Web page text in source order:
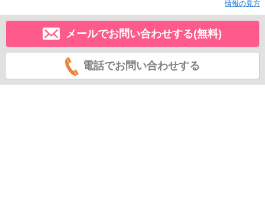
情報の見方
メールでお問い合わせする(無料)
電話でお問い合わせする